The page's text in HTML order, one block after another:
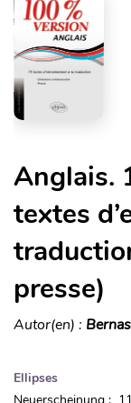
Anglais.
textes
presse)
Autor(en) :
Ellipses